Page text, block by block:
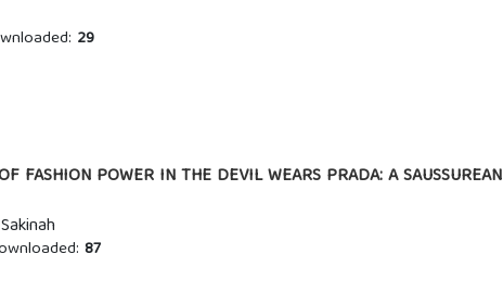
29
FASHION POWER IN THE DEVIL WEARS PRADA: A SAUSSUREAN
87